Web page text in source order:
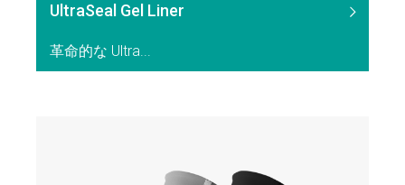
UltraSeal Gel Liner
革命的な Ultra...